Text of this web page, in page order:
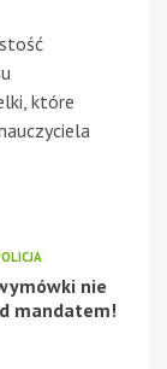
które
nie
mandatem!